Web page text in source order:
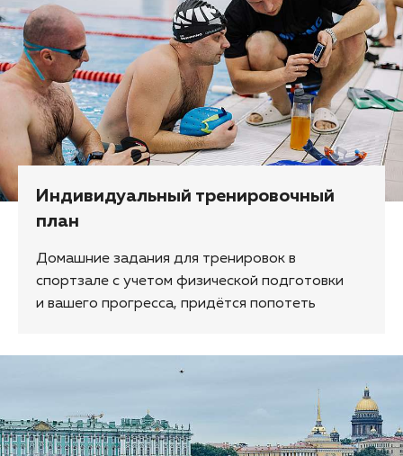
Индивидуальный тренировочный
план
Домашние задания для тренировок в
спортзале с учетом физической подготовки
и вашего прогресса, придётся попотеть